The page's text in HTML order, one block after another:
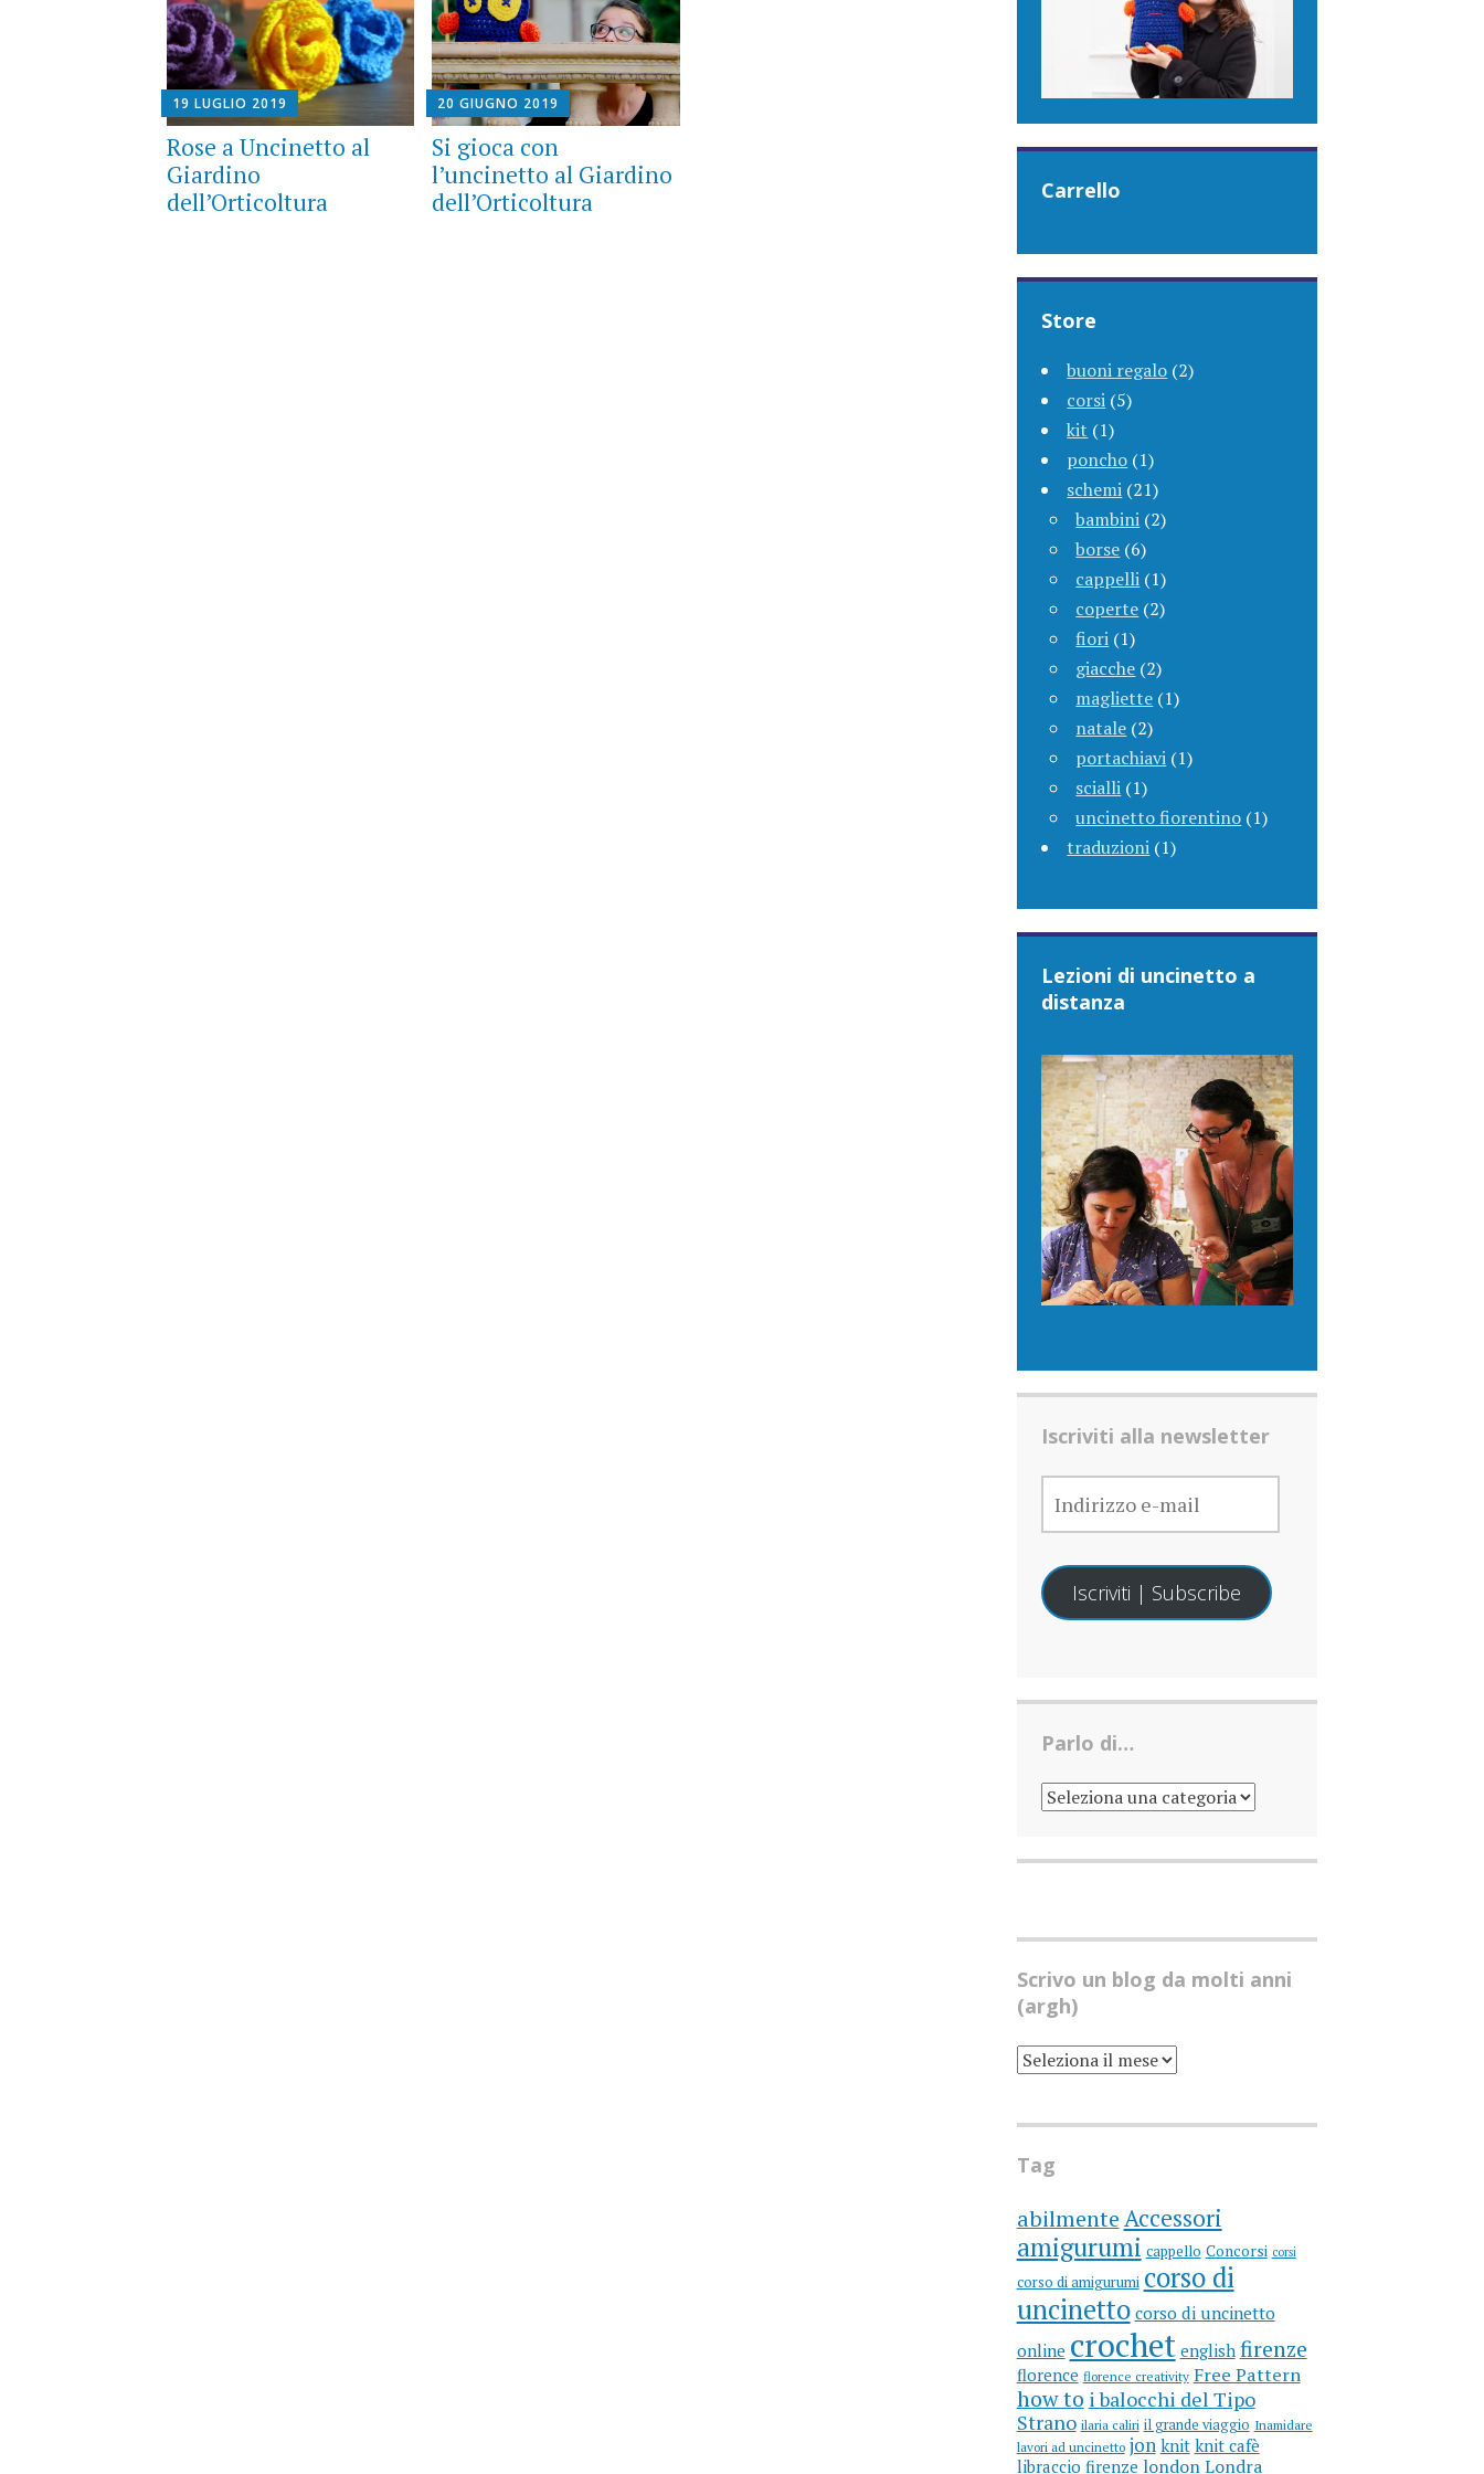
19 LUGLIO 2019
Rose a Uncinetto al
Giardino
dell’Orticoltura
20 GIUGNO 2019
Si gioca con
l’uncinetto al Giardino
dell’Orticoltura
Carrello
Store
buoni regalo (2)
corsi (5)
kit (1)
poncho (1)
schemi (21)
bambini (2)
borse (6)
cappelli (1)
coperte (2)
fiori (1)
giacche (2)
magliette (1)
natale (2)
portachiavi (1)
scialli (1)
uncinetto fiorentino (1)
traduzioni (1)
Lezioni di uncinetto a
distanza
Iscriviti alla newsletter
INDIRIZZO
E-
MAIL
Iscriviti | Subscribe
Parlo di…
PARLO
DI…
Scrivo un blog da molti anni
(argh)
SCRIVO
UN
MOLTI
(ARGH)
Tag
abilmenteAccessori
amigurumi cappello Concorsi corsi
corso di amigurumi corso di
uncinetto corso di uncinetto
online crochet english firenze
florence florence creativity Free Pattern
how to i balocchi del Tipo
Strano ilaria caliri il grande viaggio Inamidare
lavori ad uncinetto jon knit knit cafè
libraccio firenze london Londra